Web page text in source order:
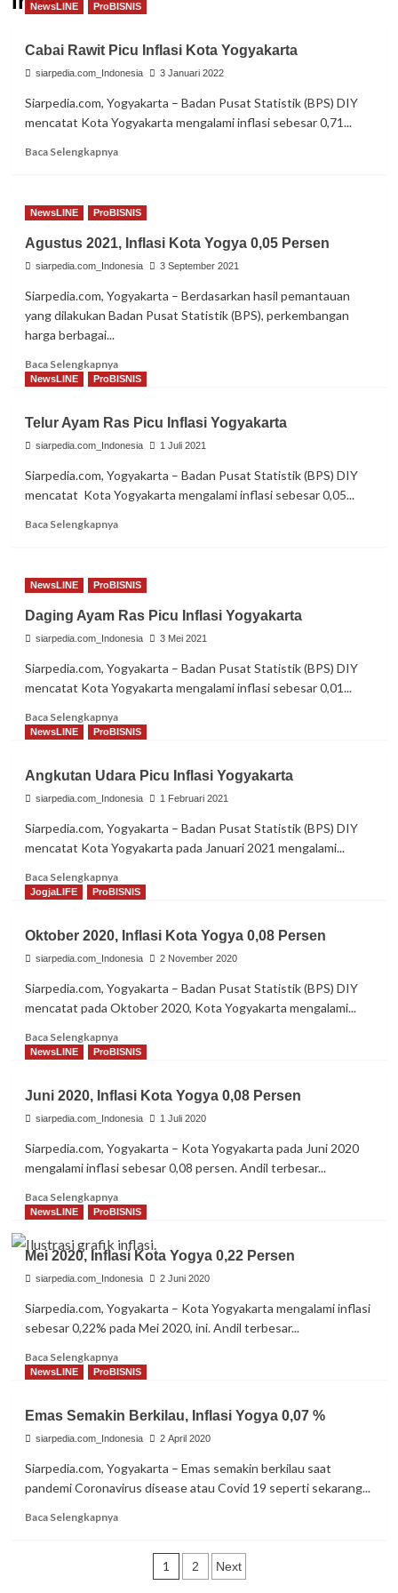
NewsLINE ProBISNIS
Cabai Rawit Picu Inflasi Kota Yogyakarta
siarpedia.com_Indonesia 3 Januari 2022
Siarpedia.com, Yogyakarta – Badan Pusat Statistik (BPS) DIY
mencatat Kota Yogyakarta mengalami inflasi sebesar 0,71...
Baca SelengkapnyaRead
Rawit
Inflasi
Kota
NewsLINE ProBISNIS
Agustus 2021, Inflasi Kota Yogya 0,05 Persen
siarpedia.com_Indonesia 3 September 2021
Siarpedia.com, Yogyakarta – Berdasarkan hasil pemantauan
yang dilakukan Badan Pusat Statistik (BPS), perkembangan
harga berbagai...
Baca SelengkapnyaRead
more
2021,
Inflasi
Yogya
0,05
NewsLINE ProBISNIS
Telur Ayam Ras Picu Inflasi Yogyakarta
siarpedia.com_Indonesia 1 Juli 2021
Siarpedia.com, Yogyakarta – Badan Pusat Statistik (BPS) DIY
mencatat Kota Yogyakarta mengalami inflasi sebesar 0,05...
Baca SelengkapnyaRead
Ayam
Picu
Inflasi
NewsLINE ProBISNIS
Daging Ayam Ras Picu Inflasi Yogyakarta
siarpedia.com_Indonesia 3 Mei 2021
Siarpedia.com, Yogyakarta – Badan Pusat Statistik (BPS) DIY
mencatat Kota Yogyakarta mengalami inflasi sebesar 0,01...
Baca SelengkapnyaRead
more
Ayam
Ras
Inflasi
Yogyakarta
NewsLINE ProBISNIS
Angkutan Udara Picu Inflasi Yogyakarta
siarpedia.com_Indonesia 1 Februari 2021
Siarpedia.com, Yogyakarta – Badan Pusat Statistik (BPS) DIY
mencatat Kota Yogyakarta pada Januari 2021 mengalami...
Baca SelengkapnyaRead
more
Udara
Picu
Yogyakarta
JogjaLIFE ProBISNIS
Oktober 2020, Inflasi Kota Yogya 0,08 Persen
siarpedia.com_Indonesia 2 November 2020
Siarpedia.com, Yogyakarta – Badan Pusat Statistik (BPS) DIY
mencatat pada Oktober 2020, Kota Yogyakarta mengalami...
Baca SelengkapnyaRead
more
2020,
Inflasi
Yogya
0,08
NewsLINE ProBISNIS
Juni 2020, Inflasi Kota Yogya 0,08 Persen
siarpedia.com_Indonesia 1 Juli 2020
Siarpedia.com, Yogyakarta – Kota Yogyakarta pada Juni 2020
mengalami inflasi sebesar 0,08 persen. Andil terbesar...
Baca SelengkapnyaRead
more
Juni
2020,
Inflasi
Yogya
0,08
NewsLINE ProBISNIS
Mei 2020, Inflasi Kota Yogya 0,22 Persen
siarpedia.com_Indonesia 2 Juni 2020
Siarpedia.com, Yogyakarta – Kota Yogyakarta mengalami inflasi
sebesar 0,22% pada Mei 2020, ini. Andil terbesar...
Baca SelengkapnyaRead
more
2020,
Inflasi
Yogya
0,22
NewsLINE ProBISNIS
Emas Semakin Berkilau, Inflasi Yogya 0,07 %
siarpedia.com_Indonesia 2 April 2020
Siarpedia.com, Yogyakarta – Emas semakin berkilau saat
pandemi Coronavirus disease atau Covid 19 seperti sekarang...
Baca SelengkapnyaRead
Semakin
1 2 Next